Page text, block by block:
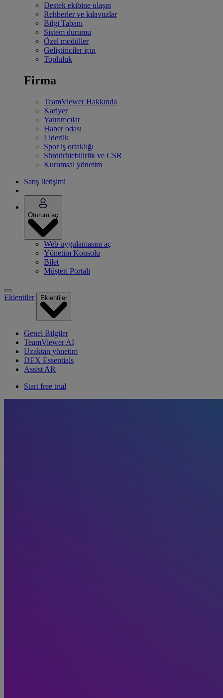
Destek ekibine ulaşın
Rehberler ve kılavuzlar
Bilgi Tabanı
Sistem durumu
Özel modüller
Geliştiriciler için
Topluluk
Firma
TeamViewer Hakkında
Kariyer
Yatırımcılar
Haber odası
Liderlik
Spor iş ortaklığı
Sürdürülebilirlik ve CSR
Kurumsal yönetim
Satış İletişimi
Oturum aç
Web uygulamasını aç
Yönetim Konsolu
Bilet
Müşteri Portalı
Eklentiler Eklentiler
Genel Bilgiler
TeamViewer AI
Uzaktan yönetim
DEX Essentials
Assist AR
Start free trial